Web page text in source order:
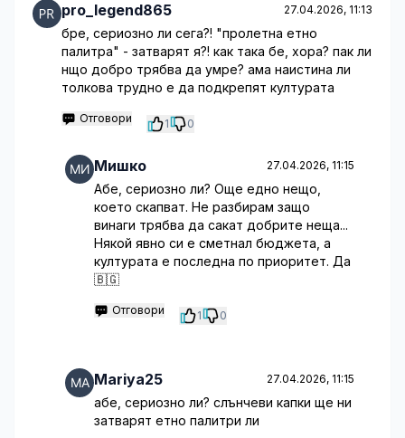
pro_legend865 27.04.2026, 11:13
бре, сериозно ли сега?! "пролетна етно
палитра" - затварят я?! как така бе, хора? пак ли
нщо добро трябва да умре? ама наистина ли
толкова трудно е да подкрепят културата
Отговори 1 0
Мишко 27.04.2026, 11:15
Абе, сериозно ли? Още едно нещо,
което скапват. Не разбирам защо
винаги трябва да сакат добрите неща...
Някой явно си е сметнал бюджета, а
културата е последна по приоритет. Да
🇧🇬
Отговори 1 0
Mariya25 27.04.2026, 11:15
абе, сериозно ли? слънчеви капки ще ни
затварят етно палитри ли